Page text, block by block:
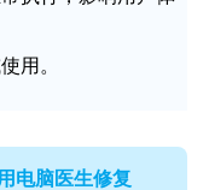
用。
电脑医生修复